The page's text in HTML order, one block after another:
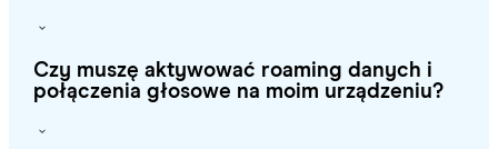
Czy muszę aktywować roaming danych i
połączenia głosowe na moim urządzeniu?